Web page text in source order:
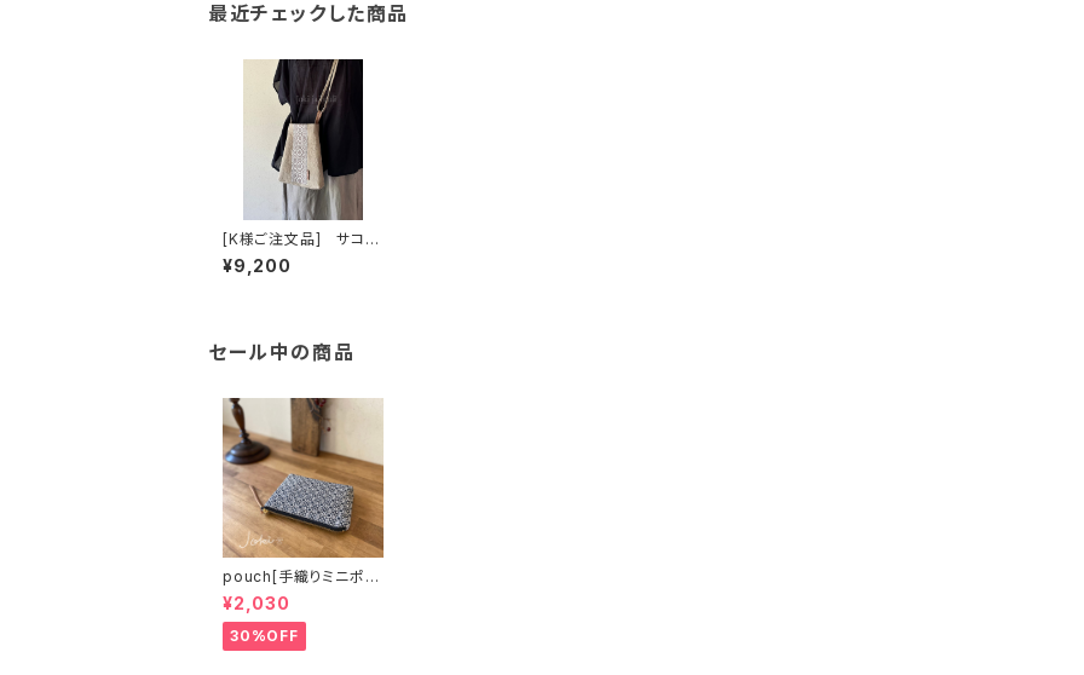
最近チェックした商品
[K様ご注文品] サコッ
シュ ＊他の方はご購入
できません。
¥9,200
セール中の商品
pouch[手織りミニポー
チ]ブラック
¥2,030
30%OFF